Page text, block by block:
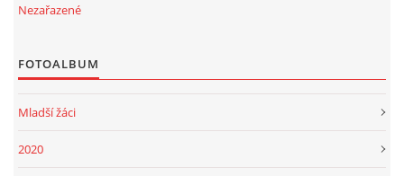
Nezařazené
FOTOALBUM
Mladší žáci
2020